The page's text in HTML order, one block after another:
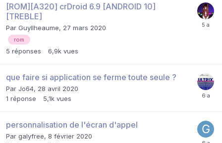
[ROM][A320] crDroid 6.9 [ANDROID 10]
[TREBLE]
Par Guyllheaume, 27 mars 2020
rom
5 réponses 6,9k vues
que faire si application se ferme toute seule ?
Par Jo64, 28 avril 2020
1 réponse 5,1k vues
personnalisation de l'écran d'appel
Par galyfree, 8 février 2020